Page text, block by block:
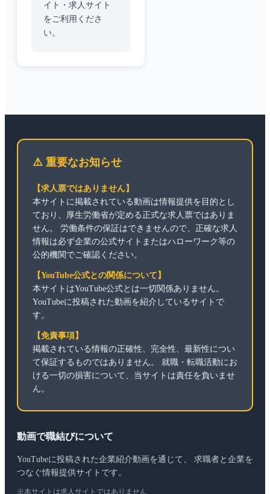
イト・求人サイト
をご利用くださ
い。
⚠️ 重要なお知らせ
【求人票ではありません】
本サイトに掲載されている動画は情報提供を目的とし
ており、厚生労働省が定める正式な求人票ではありま
せん。 労働条件の保証はできませんので、正確な求人
情報は必ず企業の公式サイトまたはハローワーク等の
公的機関でご確認ください。
【YouTube公式との関係について】
本サイトはYouTube公式とは一切関係ありません。
YouTubeに投稿された動画を紹介しているサイトで
す。
【免責事項】
掲載されている情報の正確性、完全性、最新性につい
て保証するものではありません。 就職・転職活動にお
ける一切の損害について、当サイトは責任を負いませ
ん。
動画で職結びについて
YouTubeに投稿された企業紹介動画を通じて、 求職者と企業を
つなぐ情報提供サイトです。
※本サイトは求人サイトではありません